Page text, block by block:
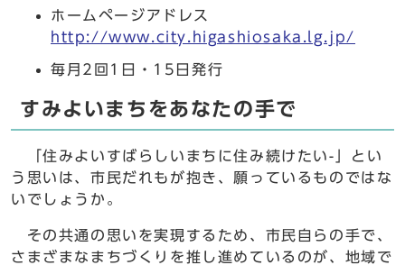
ホームページアドレス
http://www.city.higashiosaka.lg.jp/
毎月2回1日・15日発行
すみよいまちをあなたの手で
「住みよいすばらしいまちに住み続けたい-」とい
う思いは、市民だれもが抱き、願っているものではな
いでしょうか。
その共通の思いを実現するため、市民自らの手で、
さまざまなまちづくりを推し進めているのが、地域で